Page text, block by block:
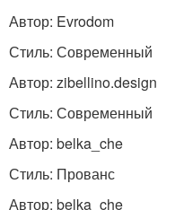
Автор: Evrodom
Стиль: Современный
Автор: zibellino.design
Стиль: Современный
Автор: belka_che
Стиль: Прованс
Автор: belka_che